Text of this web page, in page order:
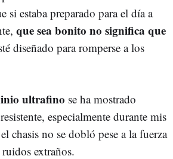
estaba preparado para el día a
que sea bonito no significa que
diseñado para romperse a los
ultrafino se ha mostrado
especialmente durante mis
chasis no se dobló pese a la fuerza
extraños.